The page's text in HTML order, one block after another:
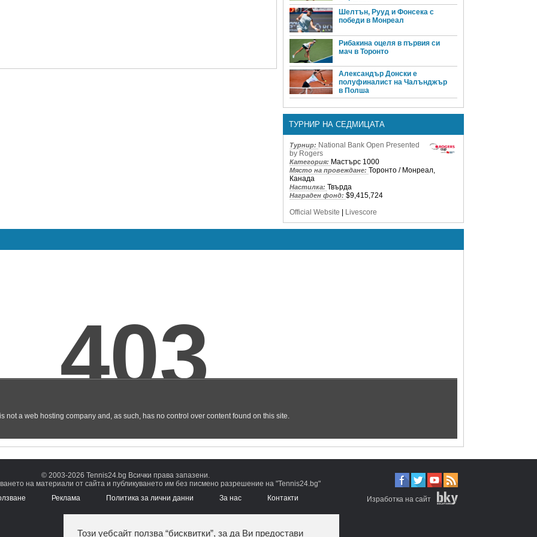
Шелтън, Рууд и Фонсека с
победи в Монреал
Рибакина оцеля в първия си
мач в Торонто
Александър Донски е
полуфиналист на Чалънджър
в Полша
ТУРНИР НА СЕДМИЦАТА
Турнир: National Bank Open Presented
by Rogers
Категория: Мастърс 1000
Място на провеждане: Торонто / Монреал,
Канада
Настилка: Твърда
Награден фонд: $9,415,724
Official Website
Livescore
© 2003-2026 Tennis24.bg Всички права запазени.
на материали от сайта и публикуването им без писмено разрешение на "Tennis24.bg"
Реклама Политика за лични данни За нас Контакти Изработка на сайт
Този уебсайт ползва “бисквитки”, за да Ви предостави